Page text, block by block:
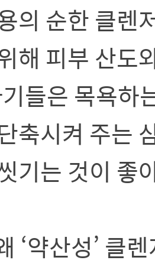
의 순한 클렌
해 피부 산도
들은 목욕하
축시켜 주는
기는 것이 좋
‘약산성’ 클